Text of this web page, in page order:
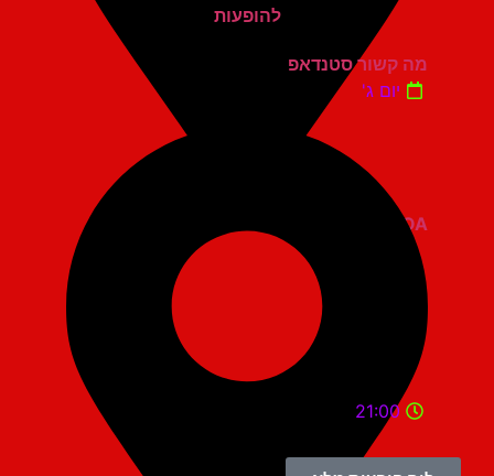
מה קשור סטנדאפ
יום ג'
21:00